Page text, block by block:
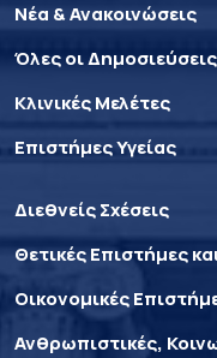
Νέα & Ανακοινώσεις
Όλες οι Δημοσιεύσεις
Κλινικές Μελέτες
Επιστήμες Υγείας
Διεθνείς Σχέσεις
Θετικές Επιστήμες
Οικονομικές
Ανθρωπιστικές,